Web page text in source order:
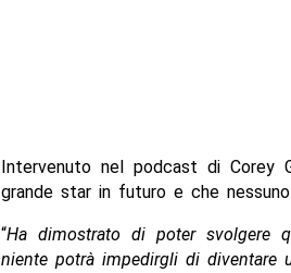
Intervenuto nel podcast di Corey
grande star in futuro e che
“Ha dimostrato di poter svolgere
niente potrà impedirgli di diventare